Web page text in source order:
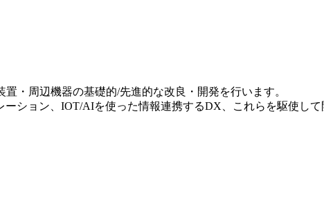
・周辺機器の基礎的/先進的な改良・開発を行います。
ション、IOT/AIを使った情報連携するDX、これらを駆使し